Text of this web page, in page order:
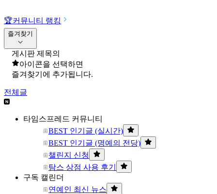
🏆커뮤니티 랭킹
즐겨찾기
게시판 제목의
아이콘을 선택하면
즐겨찾기에 추가됩니다.
전체글
타임스프레드 커뮤니티
BEST 인기글 (실시간)
BEST 인기글 (명예의 전당)
챌린지 신청
탐스 상점 사용 후기
구독 캘린더
연예인 최신 뉴스